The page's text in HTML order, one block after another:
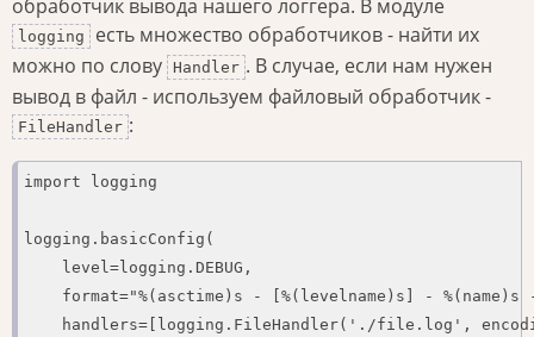
обработчик вывода нашего логгера. В модуле
logging
есть множество обработчиков - найти их
можно по слову
Handler . В случае, если нам нужен
вывод в файл - используем файловый обработчик -
FileHandler :
import logging
logging.basicConfig(
    level=logging.DEBUG,
format="%(asctime)s - [%(levelname)s] -
handlers=[logging.FileHandler('./file.log',